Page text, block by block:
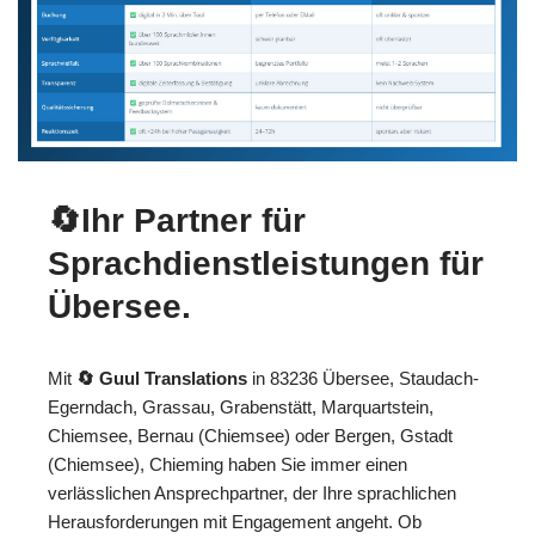
🔄Ihr Partner für
Sprachdienstleistungen für
Übersee.
Mit 🔄 Guul Translations in 83236 Übersee, Staudach-
Egerndach, Grassau, Grabenstätt, Marquartstein,
Chiemsee, Bernau (Chiemsee) oder Bergen, Gstadt
(Chiemsee), Chieming haben Sie immer einen
verlässlichen Ansprechpartner, der Ihre sprachlichen
Herausforderungen mit Engagement angeht. Ob